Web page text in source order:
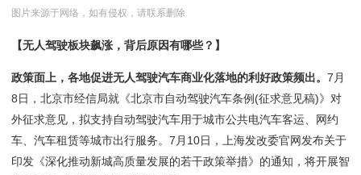
图片来源于网络，如有侵权，请联系删除
【无人驾驶板块飙涨，背后原因有哪些？】
政策面上，各地促进无人驾驶汽车商业化落地的利好政策频出。 7月
8日，北京市经信局就《北京市自动驾驶汽车条例(征求意见稿)》对
外征求意见，拟支持自动驾驶汽车用于城市公共电汽车客运、网约
车、汽车租赁等城市出行服务。7月10日，上海发改委官网发布关于
印发《深化推动新城高质量发展的若干政策举措》的通知，将开展智